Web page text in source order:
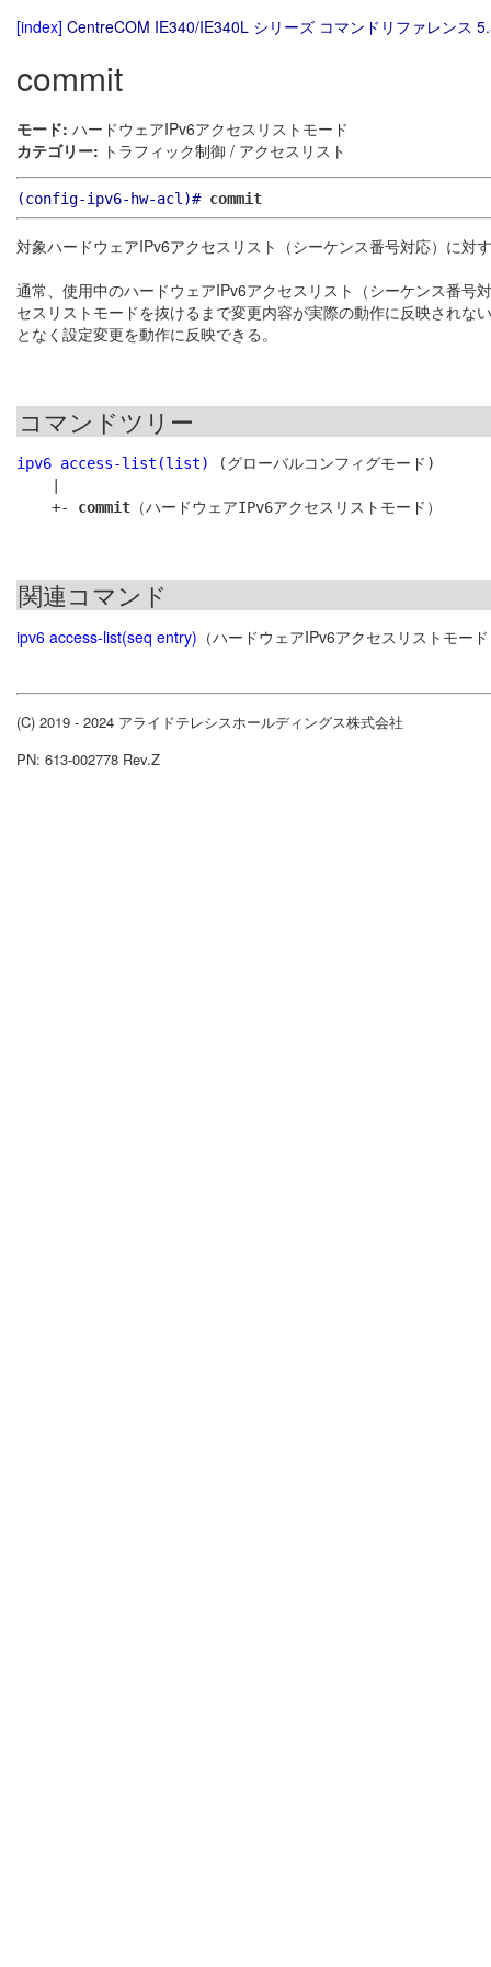
[index] CentreCOM IE340/IE340L シリーズ コマンドリファレンス
commit
モード: ハードウェアIPv6アクセスリストモード
カテゴリー: トラフィック制御 / アクセスリスト
(config-ipv6-hw-acl)# commit
対象ハードウェアIPv6アクセスリスト（シーケンス番号対応）に対
通常、使用中のハードウェアIPv6アクセスリスト（シーケンス番号
セスリストモードを抜けるまで変更内容が実際の動作に反映され
となく設定変更を動作に反映できる。
コマンドツリー
ipv6 access-list(list)
(グローバルコンフィグモード)
    +-
commit
関連コマンド
ipv6 access-list(seq entry) （ハードウェアIPv6アクセスリストモー
(C) 2019 - 2024 アライドテレシスホールディングス株式会社
PN: 613-002778 Rev.Z